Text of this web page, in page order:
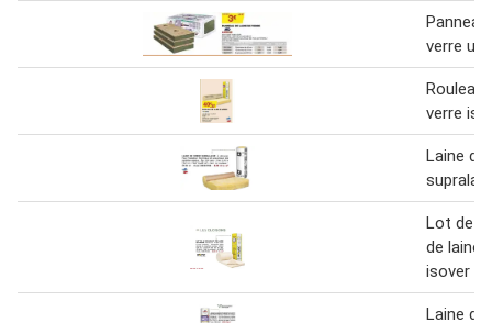
verre
Rouleau
verre
Laine de
Lot de 4
de laine
isover
Laine de